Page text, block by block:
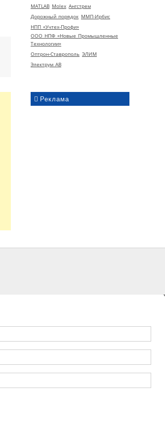
MATLAB Molex Ангстрем
Дорожный порядок ММП-Ирбис
НПП «Учтех-Профи»
ООО НПФ «Новые Промышленные
Технологии»
Оптрон-Ставрополь ЭЛИМ
Электрум АВ
Реклама